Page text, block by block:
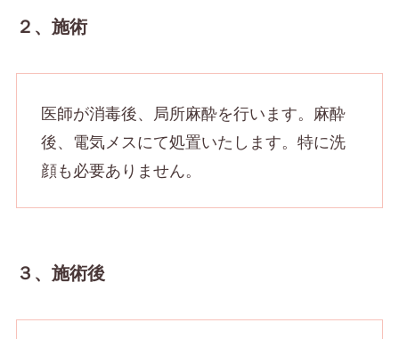
２、施術
医師が消毒後、局所麻酔を行います。麻酔
後、電気メスにて処置いたします。特に洗
顔も必要ありません。
３、施術後